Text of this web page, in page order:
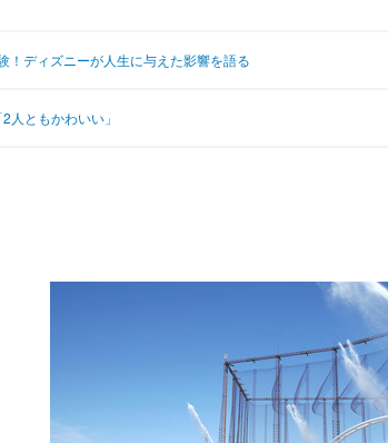
！ディズニーが人生に与えた影響を語る
ともかわいい」